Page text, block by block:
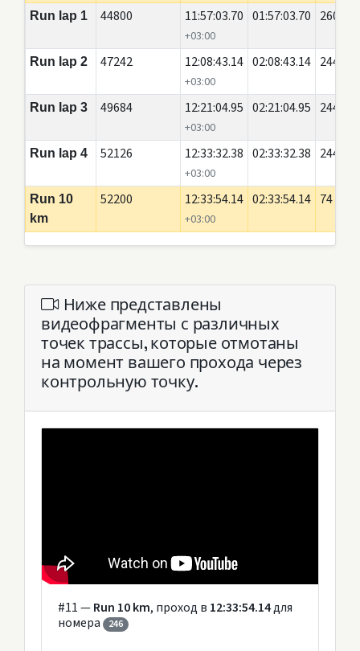
Run lap 1 44800 11:57:03.70
+03:00
01:57:03.70 2600
Run lap 2 47242 12:08:43.14
+03:00
02:08:43.14 2442
Run lap 3 49684 12:21:04.95
+03:00
02:21:04.95 2442
Run lap 4 52126 12:33:32.38
+03:00
02:33:32.38 2442
Run 10
km
52200 12:33:54.14
+03:00
02:33:54.14 74
Ниже представлены
видеофрагменты с различных
точек трассы, которые отмотаны
на момент вашего прохода через
контрольную точку.
#11 —Run 10 km, проход в 12:33:54.14для
номера
246